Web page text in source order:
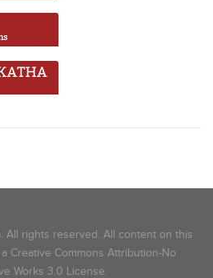
All rights reserved. All content on this
Creative Commons Attribution-No
Works 3.0 License.